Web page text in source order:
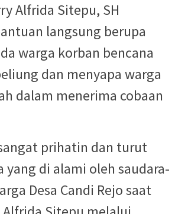
Alfrida Sitepu, SH
langsung berupa
warga korban bencana
dan menyapa warga
dalam menerima cobaan
prihatin dan turut
yang di alami oleh saudara-
Desa Candi Rejo saat